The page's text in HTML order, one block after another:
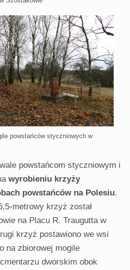
powstańców styczniowych w
powstańcom styczniowym i
wyrobieniu krzyży
powstańców na Polesiu.
metrowy krzyż został
na Placu R. Traugutta w
krzyż postawiono we wsi
na zbiorowej mogile
dworskim obok